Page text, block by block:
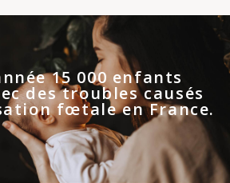
15 000 enfants
des troubles causés
fœtale en France.